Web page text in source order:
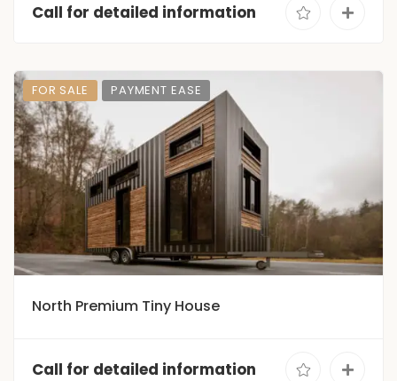
Call for detailed information
FOR SALE PAYMENT EASE
North Premium Tiny House
Call for detailed information